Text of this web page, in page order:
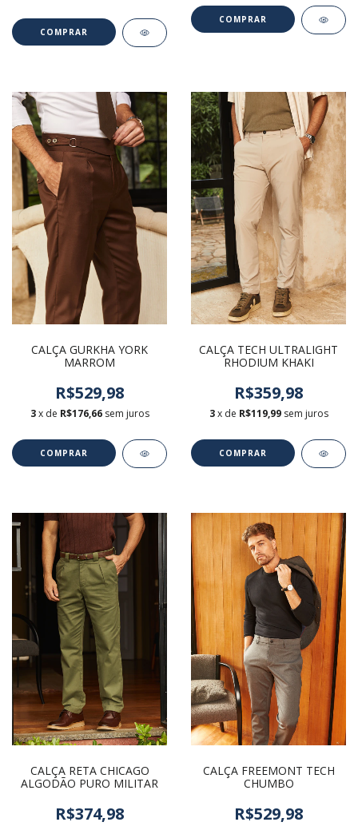
COMPRAR
COMPRAR
CALÇA GURKHA YORK
MARROM
R$529,98
3 x de R$176,66 sem juros
COMPRAR
CALÇA TECH ULTRALIGHT
RHODIUM KHAKI
R$359,98
3 x de R$119,99 sem juros
COMPRAR
CALÇA RETA CHICAGO
ALGODÃO PURO MILITAR
R$374,98
CALÇA FREEMONT TECH
CHUMBO
R$529,98